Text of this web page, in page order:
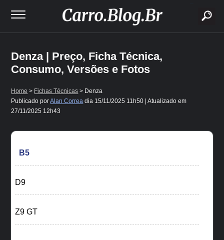
Denza | Preço, Ficha Técnica,
Consumo, Versões e Fotos
Home > Fichas Técnicas > Denza
Publicado porAlan Correa dia 15/11/2025 11h50 | Atualizado em
27/11/2025 12h43
B5
D9
Z9 GT